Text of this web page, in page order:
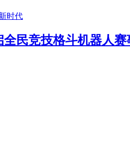
民竞技格斗机器人赛